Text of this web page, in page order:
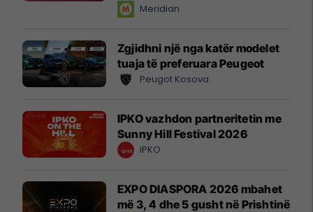
instant!Meridian
Zgjidhni një nga katër modelet
tuaja të preferuara Peugeot
Peugot Kosova
IPKO vazhdon partneritetin me
Sunny Hill Festival 2026
IPKO
EXPO DIASPORA 2026 mbahet
më 3, 4 dhe 5 gusht në Prishtinë